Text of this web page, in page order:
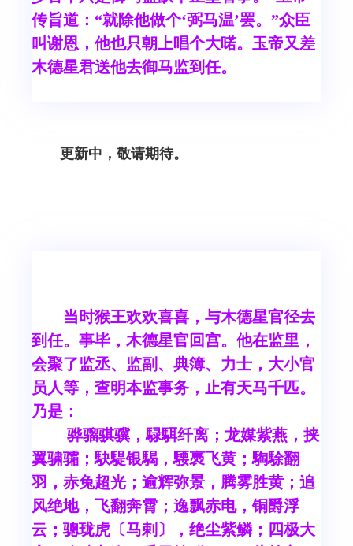
传旨道：“就除他做个‘弼马温’罢。”众臣
叫谢恩，他也只朝上唱个大喏。玉帝又差
木德星君送他去御马监到任。
更新中，敬请期待。
当时猴王欢欢喜喜，与木德星官径去
到任。事毕，木德星官回宫。他在监里，
会聚了监丞、监副、典簿、力士，大小官
员人等，查明本监事务，止有天马千匹。
乃是：
骅骝骐骥，騄駬纤离；龙媒紫燕，挟
翼骕骦；駃騠银騔，騕褭飞黄；騊駼翻
羽，赤兔超光；逾辉弥景，腾雾胜黄；追
风绝地，飞翻奔霄；逸飘赤电，铜爵浮
云；骢珑虎〔马剌〕，绝尘紫鳞；四极大